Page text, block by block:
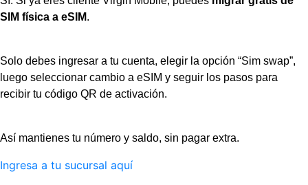
SIM física a eSIM.
Solo debes ingresar a tu cuenta, elegir la opción “Sim swap”,
luego seleccionar cambio a eSIM y seguir los pasos para
recibir tu código QR de activación.
Así mantienes tu número y saldo, sin pagar extra.
Ingresa a tu sucursal aquí